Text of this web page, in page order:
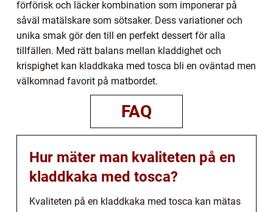
förförisk och läcker kombination som imponerar på
såväl matälskare som sötsaker. Dess variationer och
unika smak gör den till en perfekt dessert för alla
tillfällen. Med rätt balans mellan kladdighet och
krispighet kan kladdkaka med tosca bli en oväntad men
välkomnad favorit på matbordet.
FAQ
Hur mäter man kvaliteten på en
kladdkaka med tosca?
Kvaliteten på en kladdkaka med tosca kan mätas